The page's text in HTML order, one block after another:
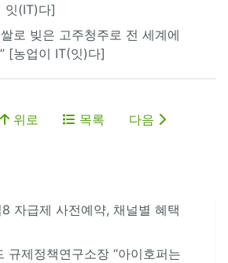
잇(IT)다]
로 빚은 고주청주로 전 세계에
[농업이 IT(잇)다]
위로 목록 다음
자급제 사전예약, 채널별 혜택
규제정책연구소장 “아이호퍼는